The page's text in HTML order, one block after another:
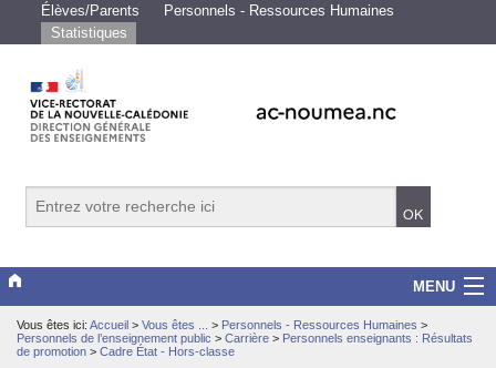
Élèves/Parents
Personnels - Ressources Humaines
Statistiques
MENU
Vice-rectorat
Vous êtes ici: Accueil > Vous êtes ... > Personnels - Ressources Humaines >
Personnels de l’enseignement public > Carrière > Personnels enseignants : Résultats
de promotion > Cadre État - Hors-classe